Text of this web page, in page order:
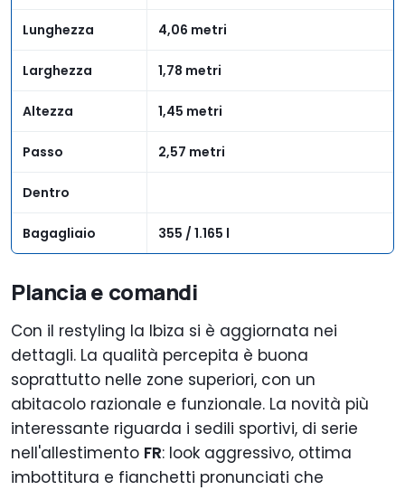
Lunghezza 4,06 metri
Larghezza 1,78 metri
Altezza 1,45 metri
Passo 2,57 metri
Dentro
Bagagliaio 355 / 1.165 l
Plancia e comandi
Con il restyling la Ibiza si è aggiornata nei
dettagli. La qualità percepita è buona
soprattutto nelle zone superiori, con un
abitacolo razionale e funzionale. La novità più
interessante riguarda i sedili sportivi, di serie
nell'allestimento FR: look aggressivo, ottima
imbottitura e fianchetti pronunciati che